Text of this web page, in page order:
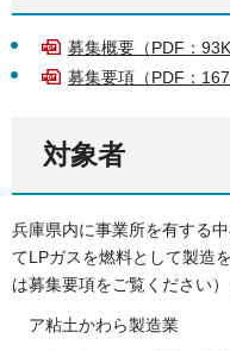
募集概要（PDF：
募集要項（PDF：
対象者
兵庫県内に事業所を有する
てLPガスを燃料として製造
は募集要項をご覧ください）
ア粘土かわら製造業